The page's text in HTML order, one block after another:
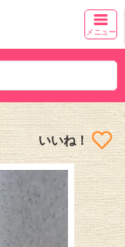
メニュー
いいね！